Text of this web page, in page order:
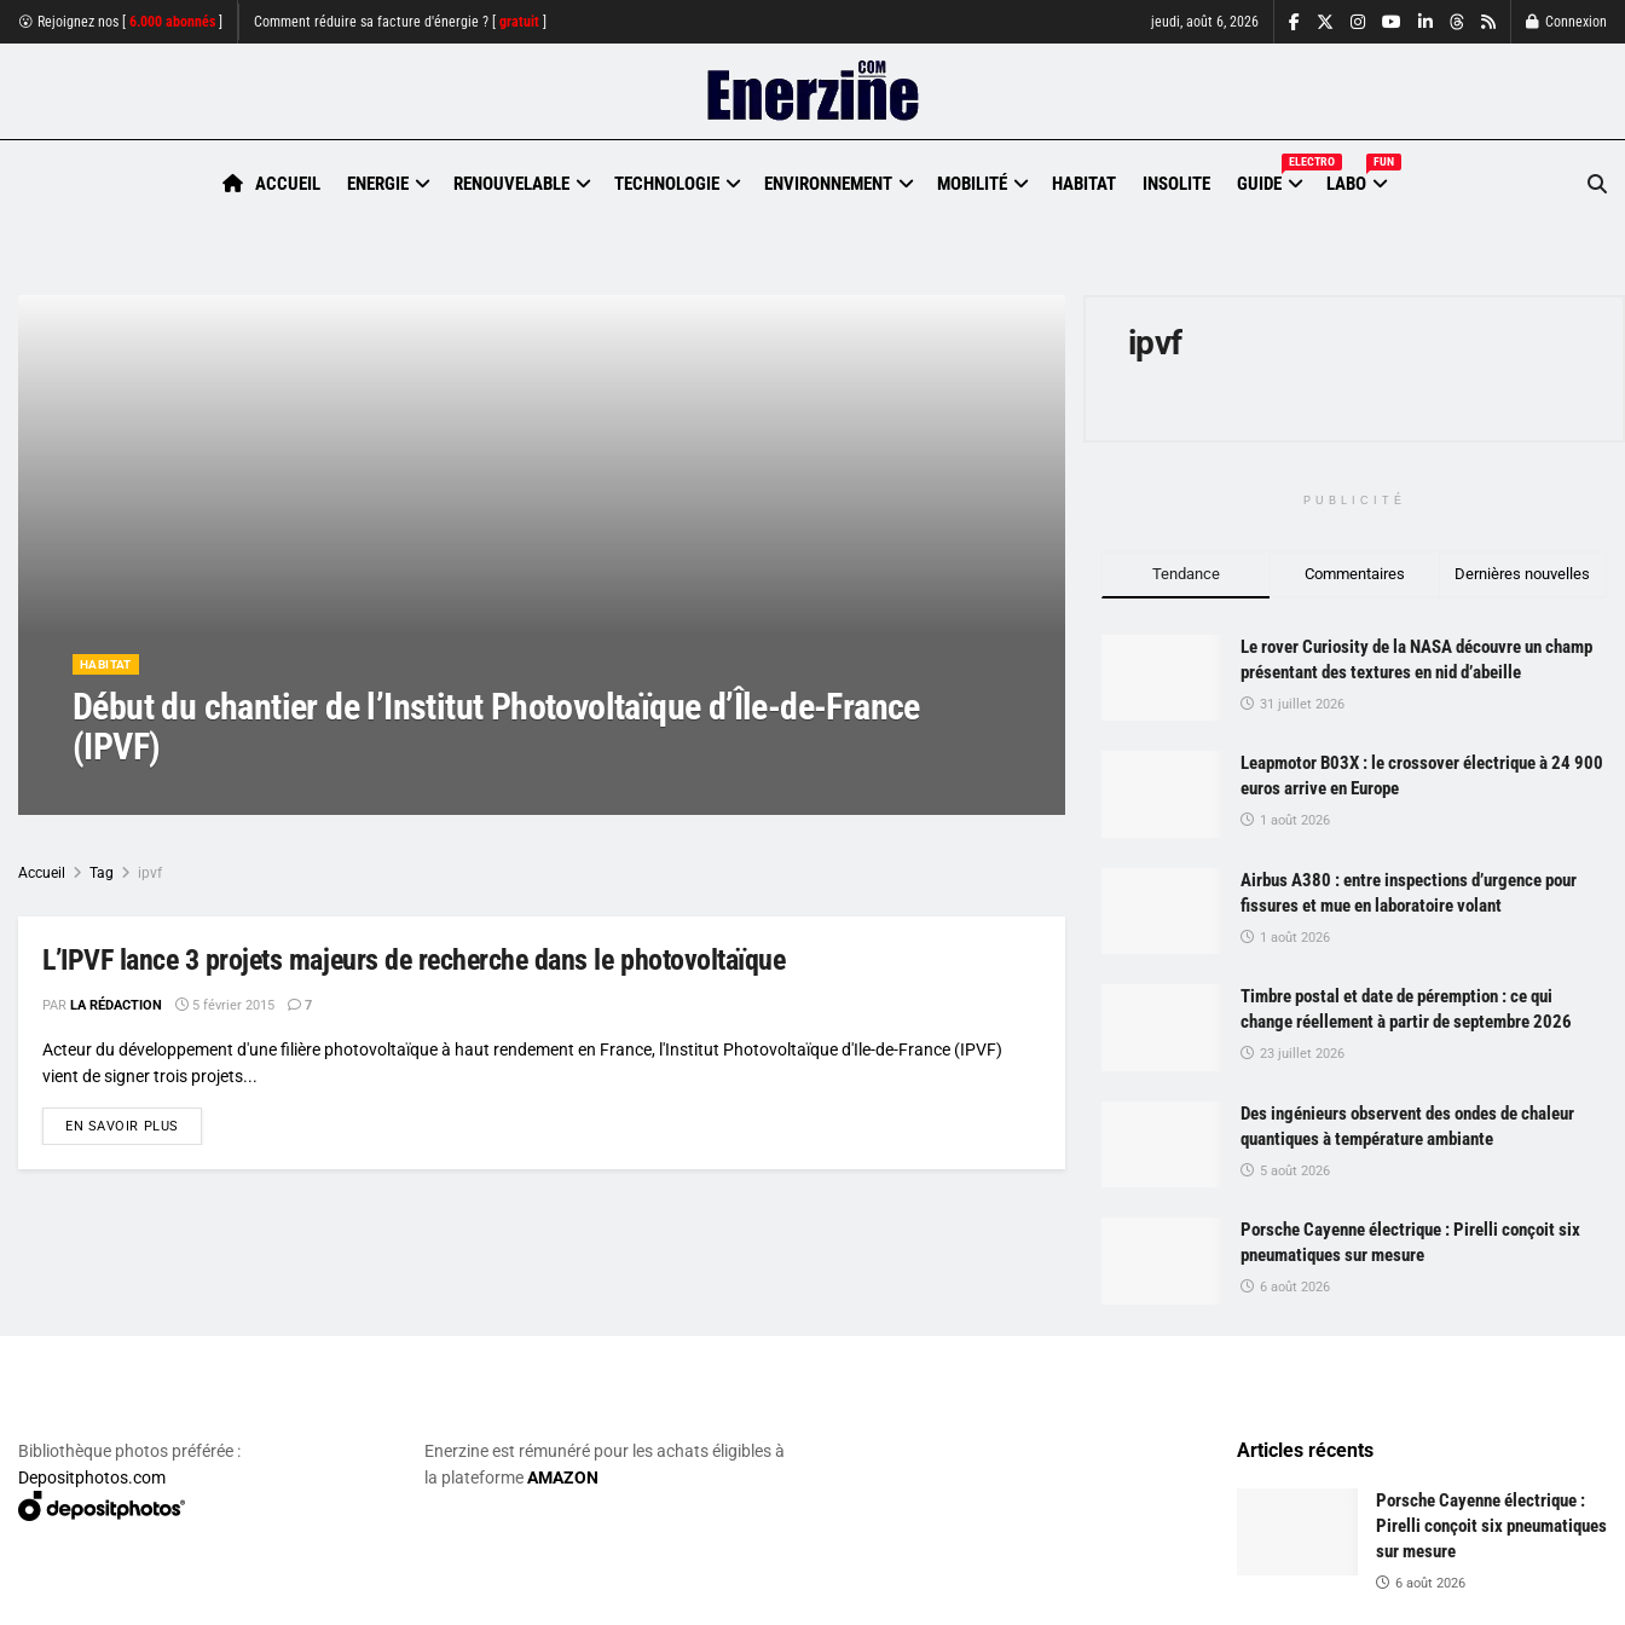
😮 Rejoignez nos [ 6.000 abonnés Comment réduire sa facture d'énergie ? [ gratuit jeudi, août 6, 2026 Connexion
ACCUEIL ENERGIE RENOUVELABLE TECHNOLOGIE ENVIRONNEMENT MOBILITÉ HABITAT INSOLITE GUIDE
ELECTRO
LABO
FUN
HABITAT
Début du chantier de l’Institut Photovoltaïque d’Île-de-France
(IPVF)
Accueil Tag ipvf
L’IPVF lance 3 projets majeurs de recherche dans le photovoltaïque
PAR LA RÉDACTION 5 février 2015 7
Acteur du développement d'une filière photovoltaïque à haut rendement en France, l'Institut Photovoltaïque d'Ile-de-France (IPVF)
vient de signer trois projets...
EN SAVOIR PLUS
ipvf
PUBLICITÉ
Tendance Commentaires Dernières nouvelles
Le rover Curiosity de la NASA découvre un champ
présentant des textures en nid d’abeille
31 juillet 2026
Leapmotor B03X : le crossover électrique à 24 900
euros arrive en Europe
1 août 2026
Airbus A380 : entre inspections d’urgence pour
fissures et mue en laboratoire volant
1 août 2026
Timbre postal et date de péremption : ce qui
change réellement à partir de septembre 2026
23 juillet 2026
Des ingénieurs observent des ondes de chaleur
quantiques à température ambiante
5 août 2026
Porsche Cayenne électrique : Pirelli conçoit six
pneumatiques sur mesure
6 août 2026
Bibliothèque photos préférée :
Depositphotos.com
Enerzine est rémunéré pour les achats éligibles à
la plateformeAMAZON
Articles récents
Porsche Cayenne électrique :
Pirelli conçoit six pneumatiques
sur mesure
6 août 2026